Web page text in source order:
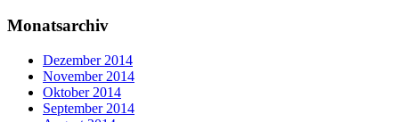
Monatsarchiv
Dezember 2014
November 2014
Oktober 2014
September 2014